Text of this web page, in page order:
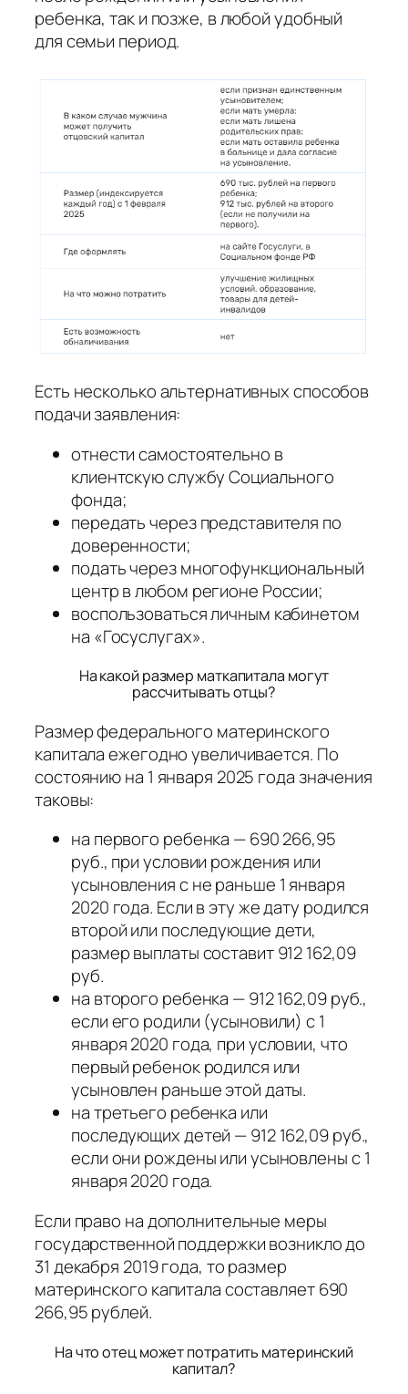
ребенка, так и позже, в любой удобный
для семьи период.
Есть несколько альтернативных способов
подачи заявления:
отнести самостоятельно в
клиентскую службу Социального
фонда;
передать через представителя по
доверенности;
подать через многофункциональный
центр в любом регионе России;
воспользоваться личным кабинетом
на «Госуслугах».
На какой размер маткапитала могут
рассчитывать отцы?
Размер федерального материнского
капитала ежегодно увеличивается. По
состоянию на 1 января 2025 года значения
таковы:
на первого ребенка — 690 266,95
руб., при условии рождения или
усыновления с не раньше 1 января
2020 года. Если в эту же дату родился
второй или последующие дети,
размер выплаты составит 912 162,09
руб.
на второго ребенка — 912 162,09 руб.,
если его родили (усыновили) с 1
января 2020 года, при условии, что
первый ребенок родился или
усыновлен раньше этой даты.
на третьего ребенка или
последующих детей — 912 162,09 руб.,
если они рождены или усыновлены с 1
января 2020 года.
Если право на дополнительные меры
государственной поддержки возникло до
31 декабря 2019 года, то размер
материнского капитала составляет 690
266,95 рублей.
На что отец может потратить материнский
капитал?